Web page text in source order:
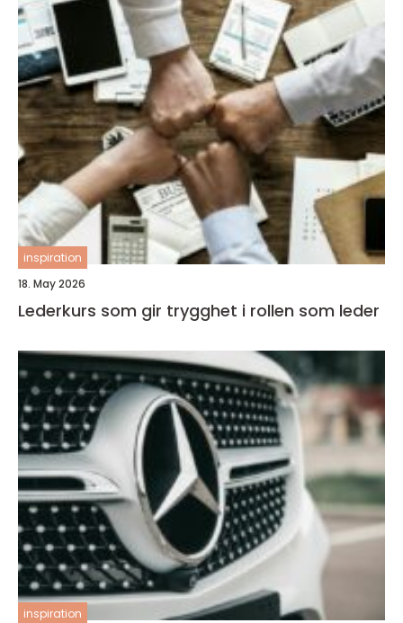
inspiration
18. May 2026
Lederkurs som gir trygghet i rollen som leder
inspiration